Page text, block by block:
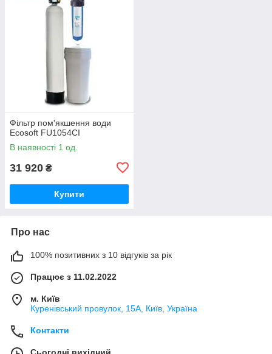
Фільтр пом'якшення води
Ecosoft FU1054CI
В наявності 1 од.
31 920 ₴
Купити
Про нас
100% позитивних з 10 відгуків за рік
Працює з 11.02.2022
м. Київ
Куренівський провулок, 15А, Київ, Україна
Контакти